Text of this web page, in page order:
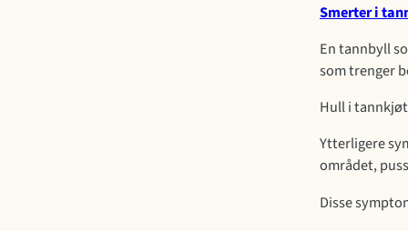
Smerter i
En tannbyll
som trenger
Hull i
Ytterligere
området,
Disse